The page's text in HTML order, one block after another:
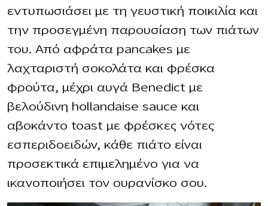
εντυπωσιάσει με τη γευστική ποικιλία και
την προσεγμένη παρουσίαση των πιάτων
του. Από αφράτα pancakes με
λαχταριστή σοκολάτα και φρέσκα
φρούτα, μέχρι αυγά Benedict με
βελούδινη hollandaise sauce και
αβοκάντο toast με φρέσκες νότες
εσπεριδοειδών, κάθε πιάτο είναι
προσεκτικά επιμελημένο για να
ικανοποιήσει τον ουρανίσκο σου.